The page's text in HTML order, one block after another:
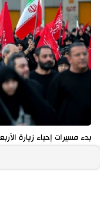
بدء مسيرات إحياء زيارة